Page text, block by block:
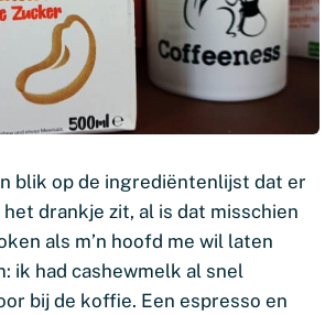
blik op de ingrediëntenlijst dat er
drankje zit, al is dat misschien
als m’n hoofd me wil laten
ik had cashewmelk al snel
bij de koffie. Een espresso en